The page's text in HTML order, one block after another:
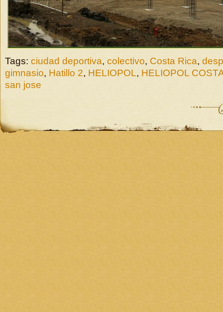
Tags: ciudad deportiva, colectivo, Costa Rica,
gimnasio, Hatillo 2, HELIOPOL, HELIOPOL
san jose